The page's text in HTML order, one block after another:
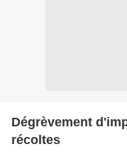
Dégrèvement
récoltes